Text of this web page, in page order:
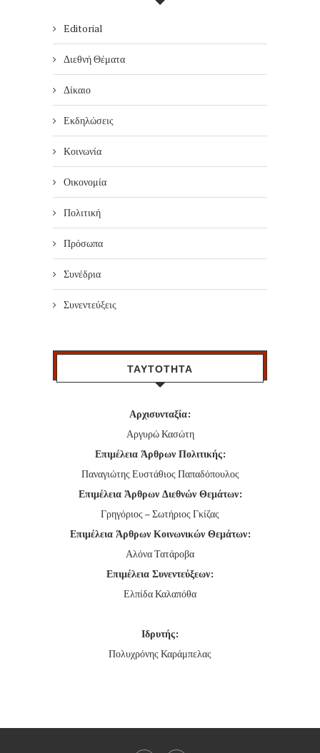
Editorial
Διεθνή Θέματα
Δίκαιο
Εκδηλώσεις
Κοινωνία
Οικονομία
Πολιτική
Πρόσωπα
Συνέδρια
Συνεντεύξεις
ΤΑΥΤΟΤΗΤΑ
Αρχισυνταξία:
Αργυρώ Κασώτη
Επιμέλεια Άρθρων Πολιτικής:
Παναγιώτης Ευστάθιος Παπαδόπουλος
Επιμέλεια Άρθρων Διεθνών Θεμάτων:
Γρηγόριος – Σωτήριος Γκίζας
Επιμέλεια Άρθρων Κοινωνικών Θεμάτων:
Αλόνα Τατάροβα
Επιμέλεια Συνεντεύξεων:
Ελπίδα Καλαπόθα
Ιδρυτής:
Πολυχρόνης Καράμπελας